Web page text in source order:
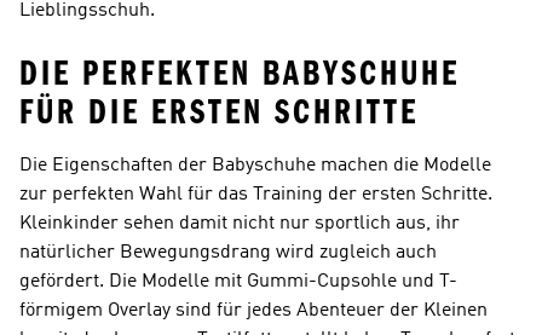
Lieblingsschuh.
DIE PERFEKTEN BABYSCHUHE
FÜR DIE ERSTEN SCHRITTE
Die Eigenschaften der Babyschuhe machen die Modelle
zur perfekten Wahl für das Training der ersten Schritte.
Kleinkinder sehen damit nicht nur sportlich aus, ihr
natürlicher Bewegungsdrang wird zugleich auch
gefördert. Die Modelle mit Gummi-Cupsohle und T-
förmigem Overlay sind für jedes Abenteuer der Kleinen